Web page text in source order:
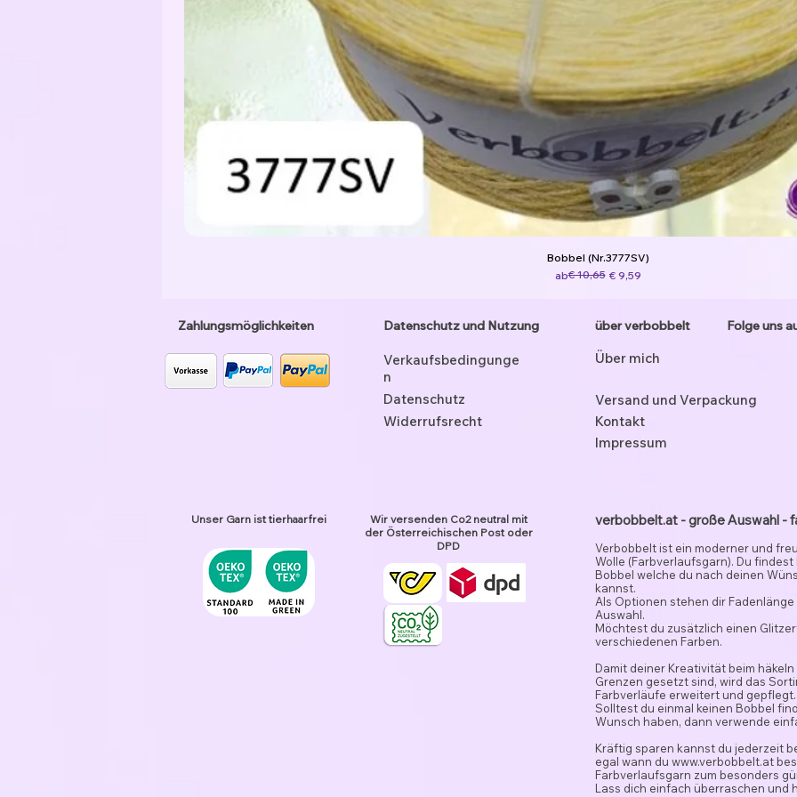
Bobbel (Nr.3777SV)
ab
Standardpreis
€ 10,65 € 9,59
Sale-Preis
Zahlungsmöglichkeiten Datenschutz und Nutzung
Verkaufsbedingunge
n
Datenschutz
Widerrufsrecht
Unser Garn ist tierhaarfrei
Wir versenden Co2 neutral mit
der Österreichischen Post oder
DPD
über verbobbelt
Über mich
Folge uns
Versand und Verpackung
Kontakt
Impressum
verbobbelt.at - große Auswahl -
Verbobbelt ist ein moderner und
Wolle (Farbverlaufsgarn). Du
Bobbel welche du nach deinen
kannst.
Als Optionen stehen dir
Auswahl.
Möchtest du zusätzlich einen
verschiedenen Farben.
Damit deiner Kreativität beim
Grenzen gesetzt sind, wird das
Farbverläufe erweitert und gepflegt.
Solltest du einmal keinen Bobbel
Wunsch haben, dann verwende
Kräftig sparen kannst du jederzeit
egal wann du www.verbobbelt.at
Farbverlaufsgarn zum besonders
Lass dich einfach überraschen und